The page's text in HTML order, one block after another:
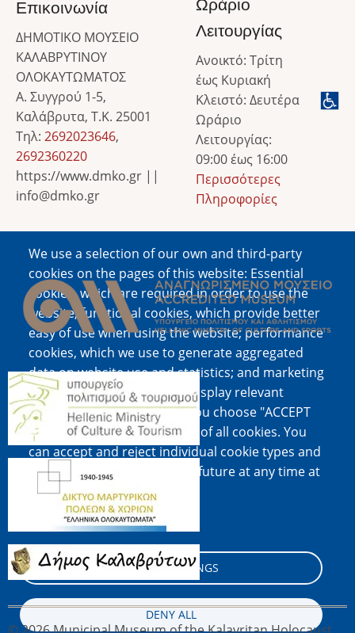
We use a selection of our own and third-party
cookies on the pages of this website: Essential
cookies, which are required in order to use the
website; functional cookies, which provide better
easy of use when using the website; performance
cookies, which we use to generate aggregated
data on website use and statistics; and marketing
cookies, which are used to display relevant
content and advertising. If you choose "ACCEPT
ALL", you consent to the use of all cookies. You
can accept and reject individual cookie types and
revoke your consent for the future at any time at
"Settings".
Cookie documentation
COOKIE SETTINGS
DENY ALL
Επικοινωνία
ΔΗΜΟΤΙΚΟ ΜΟΥΣΕΙΟ
ΚΑΛΑΒΡΥΤΙΝΟΥ
ΟΛΟΚΑΥΤΩΜΑΤΟΣ
Α. Συγγρού 1-5,
Καλάβρυτα, Τ.Κ. 25001
Τηλ: 2692023646,
2692360220
https://www.dmko.gr ||
info@dmko.gr
Ωράριο
Λειτουργίας
Ανοικτό: Τρίτη
έως Κυριακή
Κλειστό: Δευτέρα
Ωράριο
Λειτουργίας:
09:00 έως 16:00
Περισσότερες
Πληροφορίες
Image
Image
Image
Image